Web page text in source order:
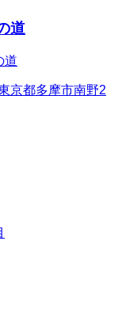
道
道
京都多摩市南野2